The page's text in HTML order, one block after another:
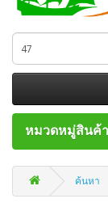
หมวดหมู่สินค้า
ค้นหา